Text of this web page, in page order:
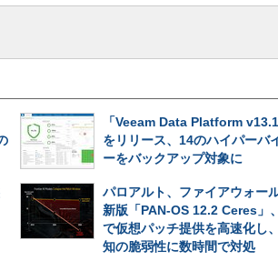
「Veeam Data Platform v13.1
をリリース、14のハイパーバ
ーをバックアップ対象に
パロアルト、ファイアウォー
新版「PAN-OS 12.2 Ceres」
で仮想パッチ提供を高速化し
知の脆弱性に数時間で対処